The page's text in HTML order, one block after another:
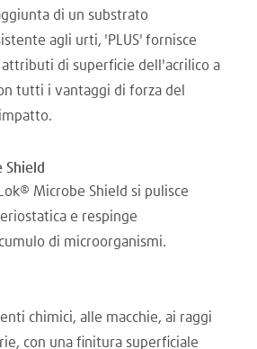
di un substrato
agli urti, 'PLUS' fornisce
di superficie dell'acrilico a
tutti i vantaggi di forza del
Shield
Microbe Shield si pulisce
e respinge
di microorganismi.
chimici, alle macchie, ai raggi
con una finitura superficiale